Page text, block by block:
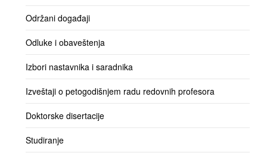
Održani događaji
Odluke i obaveštenja
Izbori nastavnika i saradnika
Izveštaji o petogodišnjem radu redovnih profesora
Doktorske disertacije
Studiranje